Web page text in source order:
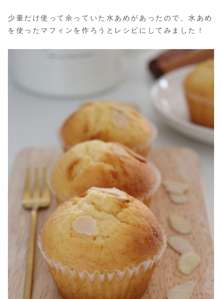
少量だけ使って余っていた水あめがあったので、水あめ
を使ったマフィンを作ろうとレシピにしてみました！